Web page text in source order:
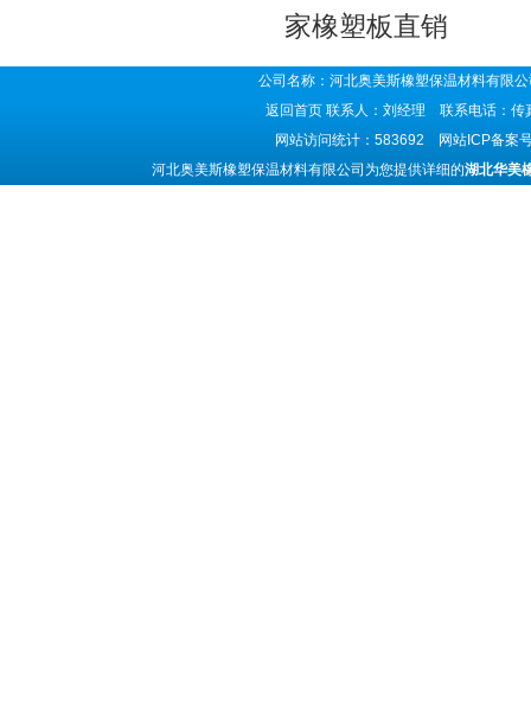
家橡塑板直销
公司名称：河北奥美斯橡塑保温材料有
返回首页 联系人：刘经理 联系电话：
网站访问统计：583692 网站ICP备案
河北奥美斯橡塑保温材料有限公司为您提供详细的湖北华美